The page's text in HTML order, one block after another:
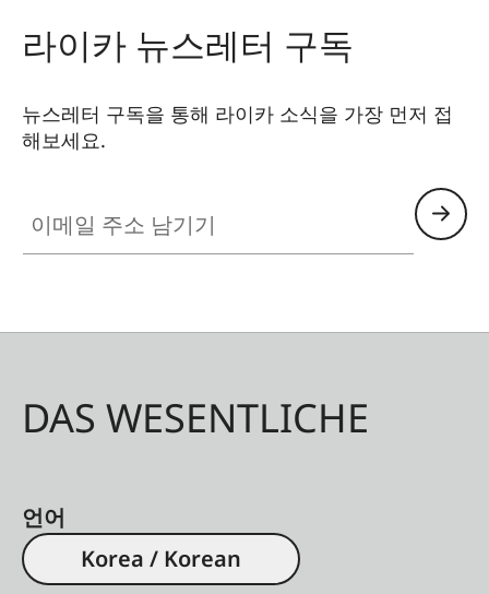
라이카 뉴스레터 구독
뉴스레터 구독을 통해 라이카 소식을 가장 먼저 접
해보세요.
DAS WESENTLICHE
언어
Korea / Korean